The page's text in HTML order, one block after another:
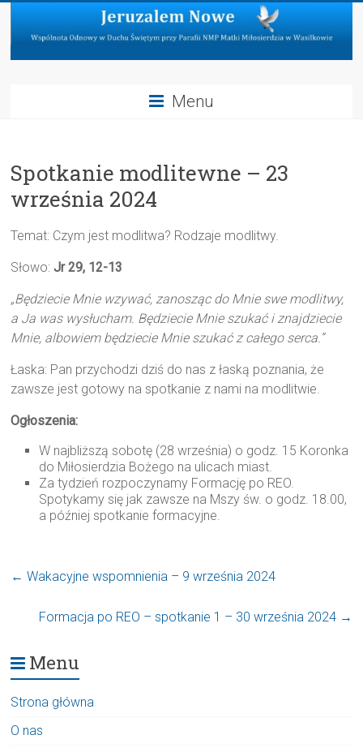
Skip
content
Jeruzalem
Odnowy
Duchu
przy
Parafii
Matki
Miłosierdzia
w
Wasilkowie
Menu
Spotkanie modlitewne – 23
września 2024
Temat: Czym jest modlitwa? Rodzaje modlitwy.
Słowo:Jr 29, 12-13
„Będziecie Mnie wzywać, zanosząc do Mnie swe modlitwy,
a Ja was wysłucham. Będziecie Mnie szukać i znajdziecie
Mnie, albowiem będziecie Mnie szukać z całego serca.”
Łaska: Pan przychodzi dziś do nas z łaską poznania, że
zawsze jest gotowy na spotkanie z nami na modlitwie.
Ogłoszenia:
W najbliższą sobotę (28 września) o godz. 15 Koronka
do Miłosierdzia Bożego na ulicach miast.
Za tydzień rozpoczynamy Formację po REO.
Spotykamy się jak zawsze na Mszy św. o godz. 18.00,
a później spotkanie formacyjne.
← Wakacyjne wspomnienia – 9 września 2024
Formacja po REO – spotkanie 1 – 30 września 2024 →
Menu
Strona główna
O nas